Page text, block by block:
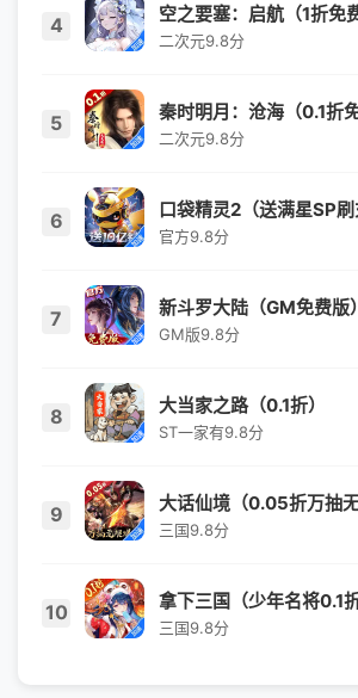
4
空之要塞：启航（1折免
（买断券）
二次元9.8分
5 秦时明月：沧海（0.1折免
二次元9.8分
6
口袋精灵2（送满星SP刷
（宝可梦）
官方9.8分
7 新斗罗大陆（GM免费版）
GM版9.8分
8 大当家之路（0.1折）
ST一家有9.8分
9
大话仙境（0.05折万抽
衣）
三国9.8分
10 拿下三国（少年名将0.1折
三国9.8分